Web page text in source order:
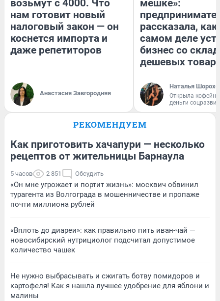
возьмут с 4000. Что
нам готовит новый
налоговый закон — он
коснется импорта и
даже репетиторов
Анастасия Завгородняя
мешке»:
рассказала, как
самом деле
бизнес со
дешевых
Наталья
Открыла
деньги
РЕКОМЕНДУЕМ
Как приготовить хачапури — несколько
рецептов от жительницы Барнаула
5 часов 2 851 Обсудить
«Он мне угрожает и портит жизнь»: москвич обвинил
турагента из Волгограда в мошенничестве и пропаже
почти миллиона рублей
«Вплоть до диареи»: как правильно пить иван-чай —
новосибирский нутрициолог подсчитал допустимое
количество чашек
Не нужно выбрасывать и сжигать ботву помидоров и
картофеля! Как я нашла лучшее удобрение для яблони и
малины